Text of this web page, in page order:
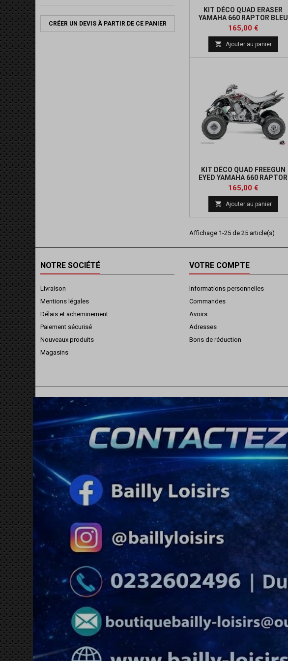
CRÉER UN DEVIS À PARTIR DE CE PANIER
KIT DÉCO QUAD ERASER
YAMAHA 660 RAPTOR BLEU
Prix
165,00 €
 Ajouter au panier
KIT DÉCO QUAD FREEGUN
EYED YAMAHA 660 RAPTOR
ROUGE
Prix
165,00 €
 Ajouter au panier
Affichage 1-25 de 25 article(s)
NOTRE SOCIÉTÉ
Livraison
Mentions légales
Délais et acheminement
Paiement sécurisé
Nouveaux produits
Magasins
VOTRE COMPTE
Informations personnelles
Commandes
Avoirs
Adresses
Bons de réduction